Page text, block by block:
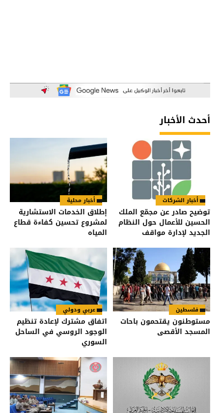
أحدث الأخبار
أخبار الشركات
توضيح صادر عن مجمّع الملك
الحسين للأعمال حول النظام
الجديد لإدارة مواقف
أخبار محلية
إطلاق الخدمات الاستشارية
لمشروع تحسين كفاءة قطاع
المياه
فلسطين
مستوطنون يقتحمون باحات
المسجد الأقصى
عربي ودولي
اتفاق مشترك لإعادة تنظيم
الوجود الروسي في الساحل
السوري